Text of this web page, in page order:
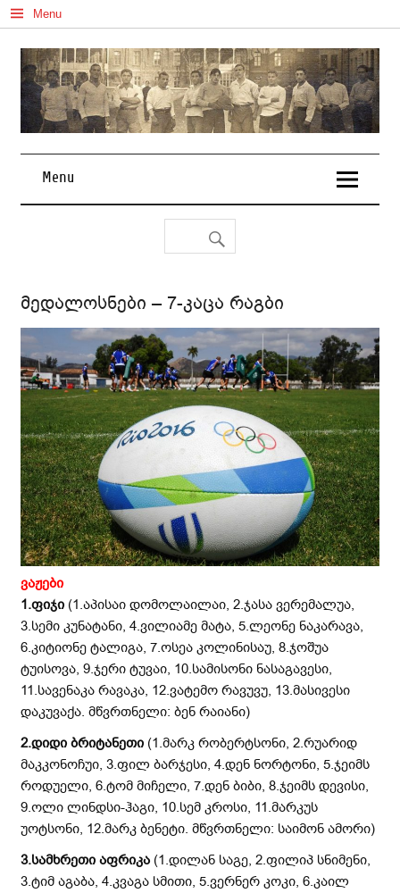
Skip
content
Menu
Menu
მედალოსნები – 7-კაცა რაგბი
ვაჟები
1.ფიჯი(1.აპისაი დომოლაილაი, 2.ჯასა ვერემალუა,
3.სემი კუნატანი, 4.ვილიამე მატა, 5.ლეონე ნაკარავა,
6.კიტიონე ტალიგა, 7.ოსეა კოლინისაუ, 8.ჯოშუა
ტუისოვა, 9.ჯერი ტუვაი, 10.სამისონი ნასაგავესი,
11.სავენაკა რავაკა, 12.ვატემო რავუვუ, 13.მასივესი
დაკუვაქა. მწვრთნელი: ბენ რაიანი)
2.დიდი ბრიტანეთი(1.მარკ რობერტსონი, 2.რუარიდ
მაკკონოჩუი, 3.ფილ ბარჯესი, 4.დენ ნორტონი, 5.ჯეიმს
როდუელი, 6.ტომ მიჩელი, 7.დენ ბიბი, 8.ჯეიმს დევისი,
9.ოლი ლინდსი-ჰაგი, 10.სემ კროსი, 11.მარკუს
უოტსონი, 12.მარკ ბენეტი. მწვრთნელი: საიმონ ამორი)
3.სამხრეთი აფრიკა(1.დილან საგე, 2.ფილიპ სნიმენი,
3.ტიმ აგაბა, 4.კვაგა სმითი, 5.ვერნერ კოკი, 6.კაილ